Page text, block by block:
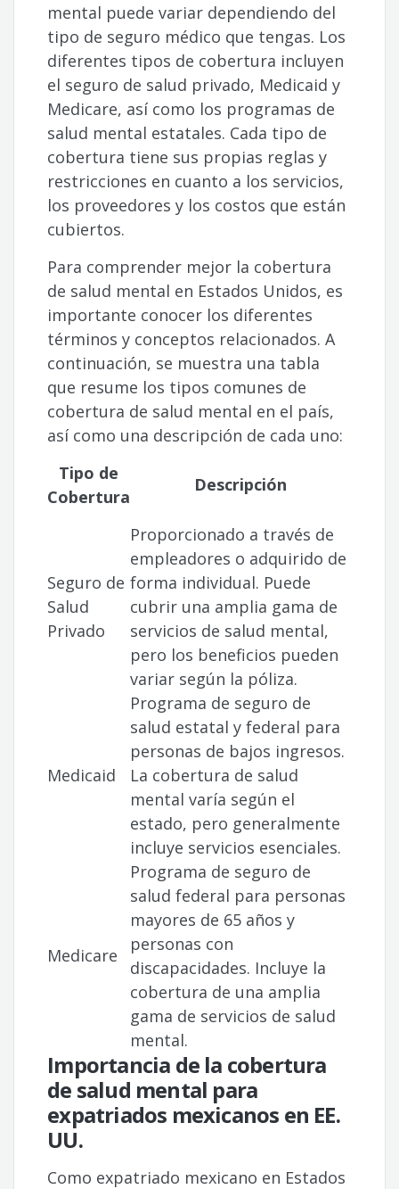
mental puede variar dependiendo del
tipo de seguro médico que tengas. Los
diferentes tipos de cobertura incluyen
el seguro de salud privado, Medicaid y
Medicare, así como los programas de
salud mental estatales. Cada tipo de
cobertura tiene sus propias reglas y
restricciones en cuanto a los servicios,
los proveedores y los costos que están
cubiertos.
Para comprender mejor la cobertura
de salud mental en Estados Unidos, es
importante conocer los diferentes
términos y conceptos relacionados. A
continuación, se muestra una tabla
que resume los tipos comunes de
cobertura de salud mental en el país,
así como una descripción de cada uno:
Tipo de
Cobertura
Descripción
Seguro de
Salud
Privado
Proporcionado a través de
empleadores o adquirido de
forma individual. Puede
cubrir una amplia gama de
servicios de salud mental,
pero los beneficios pueden
variar según la póliza.
Medicaid
Programa de seguro de
salud estatal y federal para
personas de bajos ingresos.
La cobertura de salud
mental varía según el
estado, pero generalmente
incluye servicios esenciales.
Medicare
Programa de seguro de
salud federal para personas
mayores de 65 años y
personas con
discapacidades. Incluye la
cobertura de una amplia
gama de servicios de salud
mental.
Importancia de la cobertura
de salud mental para
expatriados mexicanos en EE.
UU.
Como expatriado mexicano en Estados